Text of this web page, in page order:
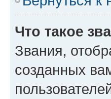
Что такое
Звания,
созданных